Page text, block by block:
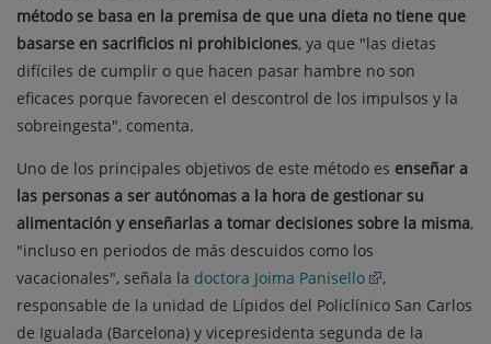
método se basa en la premisa de que una dieta no tiene que
basarse en sacrificios ni prohibiciones, ya que "las dietas
difíciles de cumplir o que hacen pasar hambre no son
eficaces porque favorecen el descontrol de los impulsos y la
sobreingesta", comenta.
Uno de los principales objetivos de este método es enseñar a
las personas a ser autónomas a la hora de gestionar su
alimentación y enseñarlas a tomar decisiones sobre la misma,
"incluso en periodos de más descuidos como los
vacacionales", señala la doctora Joima Panisello
,
responsable de la unidad de Lípidos del Policlínico San Carlos
de Igualada (Barcelona) y vicepresidenta segunda de la